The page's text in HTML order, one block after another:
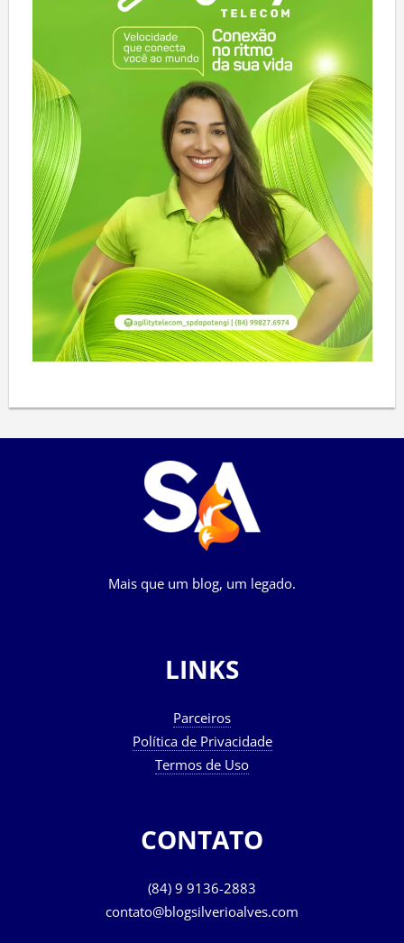
Mais que um blog, um legado.
LINKS
Parceiros
Política de Privacidade
Termos de Uso
CONTATO
(84) 9 9136-2883
contato@blogsilverioalves.com